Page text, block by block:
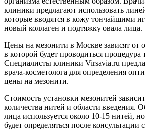
клиники предлагают использовать
которые вводятся в кожу тончайшими
новый коллаген и подтяжку овала лица.
Цены на мезонити в Москве зависят от
в которой будет проводиться процедура
Специалисты клиники Virsavia.ru
врача-косметолога для определения
цены на мезонити.
Стоимость установки мезонитей
количества нитей и области введения.
лица используется около 10-15 нитей,
будет определяться после консультации